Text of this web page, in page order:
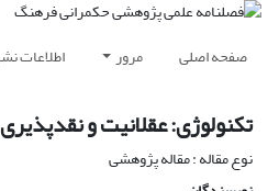
صفحه اصلی مرور اطلاعات
تکنولوژی: عقلانیت و
نوع مقاله : مقاله پژوهشی